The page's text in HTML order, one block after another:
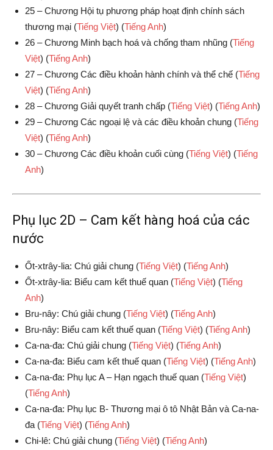
25 – Chương Hội tụ phương pháp hoạt định chính sách
thương mại (Tiếng Việt) (Tiếng Anh)
26 – Chương Minh bạch hoá và chống tham nhũng (Tiếng
Việt) (Tiếng Anh)
27 – Chương Các điều khoản hành chính và thể chế (Tiếng
Việt) (Tiếng Anh)
28 – Chương Giải quyết tranh chấp (Tiếng Việt) (Tiếng Anh)
29 – Chương Các ngoại lệ và các điều khoản chung (Tiếng
Việt) (Tiếng Anh)
30 – Chương Các điều khoản cuối cùng (Tiếng Việt) (Tiếng
Anh)
Phụ lục 2D – Cam kết hàng hoá của các
nước
Ốt-xtrây-lia: Chú giải chung (Tiếng Việt) (Tiếng Anh)
Ốt-xtrây-lia: Biểu cam kết thuế quan (Tiếng Việt) (Tiếng
Anh)
Bru-nây: Chú giải chung (Tiếng Việt) (Tiếng Anh)
Bru-nây: Biểu cam kết thuế quan (Tiếng Việt) (Tiếng Anh)
Ca-na-đa: Chú giải chung (Tiếng Việt) (Tiếng Anh)
Ca-na-đa: Biểu cam kết thuế quan (Tiếng Việt) (Tiếng Anh)
Ca-na-đa: Phụ lục A – Hạn ngạch thuế quan (Tiếng Việt)
(Tiếng Anh)
Ca-na-đa: Phụ lục B- Thương mại ô tô Nhật Bản và Ca-na-
đa (Tiếng Việt) (Tiếng Anh)
Chi-lê: Chú giải chung (Tiếng Việt) (Tiếng Anh)